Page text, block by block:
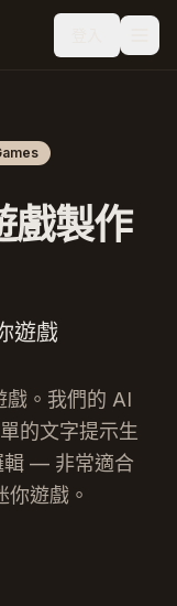
戲製作
遊戲
戲。我們的 AI
的文字提示生
輯 — 非常適合
遊戲。